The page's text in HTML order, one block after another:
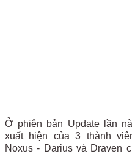
Ở phiên bản Update lần
xuất hiện của 3 thành
Noxus - Darius và Draven